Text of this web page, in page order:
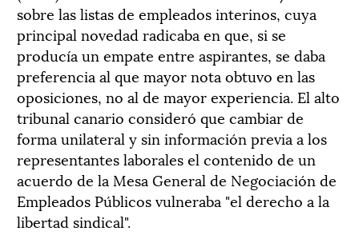
sobre las listas de empleados interinos, cuya
principal novedad radicaba en que, si se
producía un empate entre aspirantes, se daba
preferencia al que mayor nota obtuvo en las
oposiciones, no al de mayor experiencia. El alto
tribunal canario consideró que cambiar de
forma unilateral y sin información previa a los
representantes laborales el contenido de un
acuerdo de la Mesa General de Negociación de
Empleados Públicos vulneraba "el derecho a la
libertad sindical".